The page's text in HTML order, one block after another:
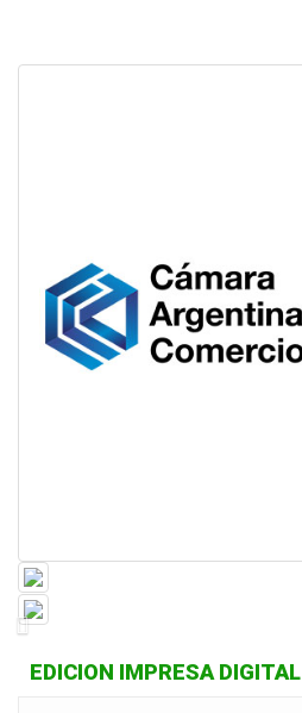
EDICION IMPRESA DIGITAL